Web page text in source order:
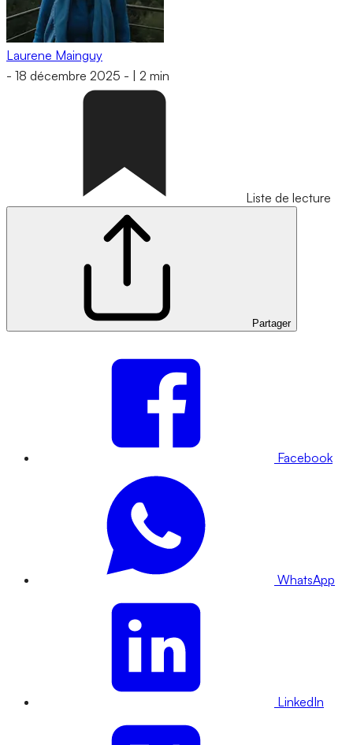
Laurene Mainguy
- 18 décembre 2025 - 2 min
Liste de lecture
Partager
Facebook
WhatsApp
LinkedIn